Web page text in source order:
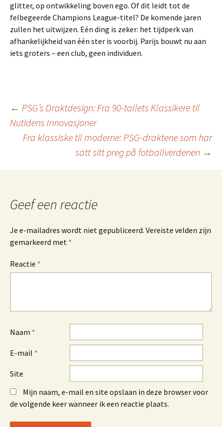
glitter, op ontwikkeling boven ego. Of dit leidt tot de
felbegeerde Champions League-titel? De komende jaren
zullen het uitwijzen. Eén ding is zeker: het tijdperk van
afhankelijkheid van één ster is voorbij. Parijs bouwt nu aan
iets groters – een club, geen individuen.
Berichtnavigatie
← PSG’s Draktdesign: Fra 90-tallets Klassikere til
Nutidens Innovasjoner
Fra klassiske til moderne: PSG-draktene som har
satt sitt preg på fotballverdenen →
Geef een reactie
Je e-mailadres wordt niet gepubliceerd. Vereiste velden zijn
gemarkeerd met *
Reactie *
Naam *
E-mail *
Site
Mijn naam, e-mail en site opslaan in deze browser voor
de volgende keer wanneer ik een reactie plaats.